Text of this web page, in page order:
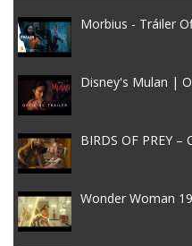
Morbius - Tráiler
Disney's Mulan |
BIRDS OF PREY –
Wonder Woman